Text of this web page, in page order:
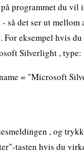
programmet du vil
så det ser ut mellom
eksempel hvis du
Silverlight , type:
= "Microsoft
, og
tasten hvis du